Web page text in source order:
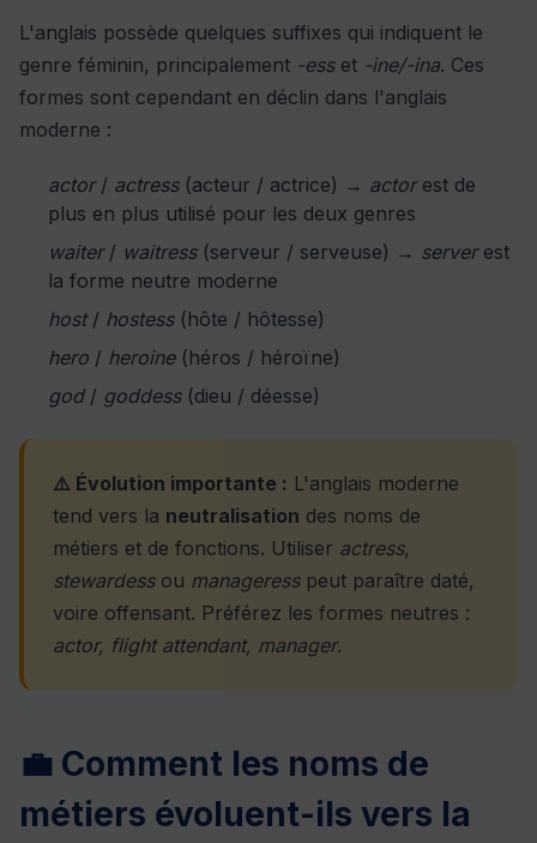
L'anglais possède quelques suffixes qui indiquent le
genre féminin, principalement -esset -ine/-ina. Ces
formes sont cependant en déclin dans l'anglais
moderne :
actor/ actress(acteur / actrice) → actorest de
plus en plus utilisé pour les deux genres
waiter/ waitress(serveur / serveuse) → serverest
la forme neutre moderne
host/ hostess(hôte / hôtesse)
hero / heroine(héros / héroïne)
god/ goddess(dieu / déesse)
⚠️ Évolution importante : L'anglais moderne
tend vers la neutralisation des noms de
métiers et de fonctions. Utiliser actress,
stewardessou manageresspeut paraître daté,
voire offensant. Préférez les formes neutres :
actor, flight attendant, manager.
💼 Comment les noms de
métiers évoluent-ils vers la